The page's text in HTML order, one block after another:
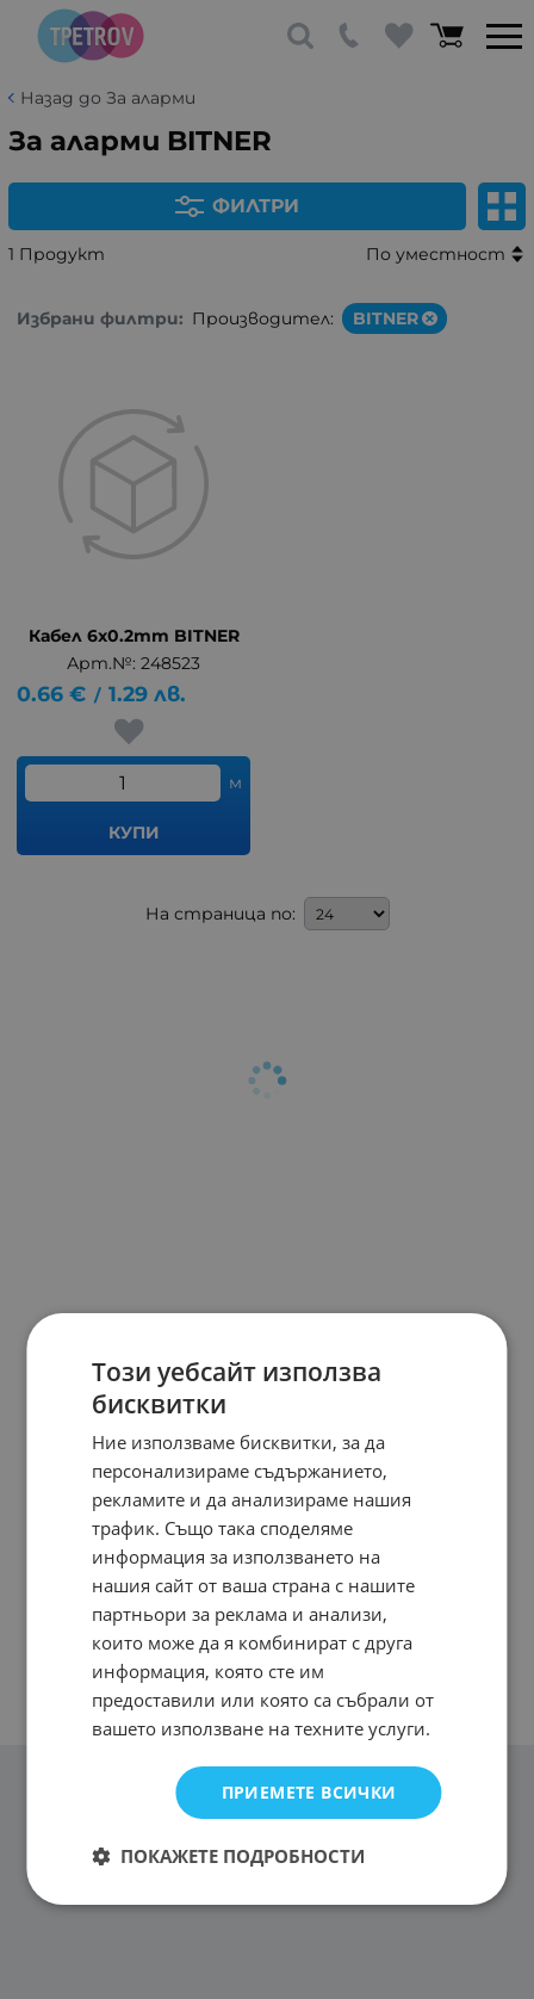
Назад до За аларми
За аларми BITNER
ФИЛТРИ
1 Продукт По уместност
Избрани филтри: Производител: BITNER
Кабел 6x0.2mm BITNER
Арт.№: 248523
0.66 € / 1.29 лв.
м
КУПИ
На страница по:
Този уебсайт използва
бисквитки
Ние използваме бисквитки, за да
персонализираме съдържанието,
рекламите и да анализираме нашия
трафик. Също така споделяме
информация за използването на
нашия сайт от ваша страна с нашите
партньори за реклама и анализи,
които може да я комбинират с друга
информация, която сте им
предоставили или която са събрали от
вашето използване на техните услуги.
ПРИЕМЕТЕ ВСИЧКИ
ПОКАЖЕТЕ ПОДРОБНОСТИ